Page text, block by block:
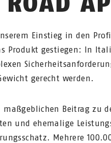
Einstieg in den
Produkt gestiegen: In
gerecht werden.
maßgeblichen Beitrag zu
und ehemalige
Mehrere